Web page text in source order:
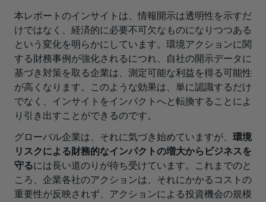
本レポートのインサイトは、情報開示は透明性を示すだ
けではなく、経済的に必要不可欠なものになりつつある
という変化を明らかにしています。環境アクションに関
する財務事例が強化されるにつれ、自社の開示データに
基づき対策を取る企業は、測定可能な利益を得る可能性
が高くなります。このような効果は、単に認識するだけ
でなく、インサイトをインパクトへと転換することによ
り引き出すことができるのです。
グローバル企業は、それに気づき始めていますが、 環境
リスクによる財務的なインパクトの増大からビジネスを
守るには長い道のりが待ち受けています。これまでのと
ころ、企業各社のアクションは、それにかかるコストの
重要性が反映されず、アクションによる投資機会の規模